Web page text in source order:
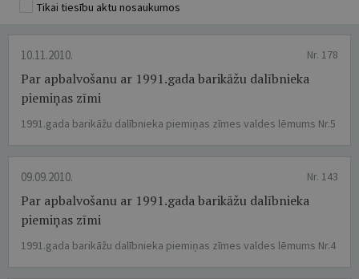
Tikai tiesību aktu nosaukumos
10.11.2010. Nr. 178
Par apbalvošanu ar 1991.gada barikāžu dalībnieka
piemiņas zīmi
1991.gada barikāžu dalībnieka piemiņas zīmes valdes lēmums Nr.5
09.09.2010. Nr. 143
Par apbalvošanu ar 1991.gada barikāžu dalībnieka
piemiņas zīmi
1991.gada barikāžu dalībnieka piemiņas zīmes valdes lēmums Nr.4